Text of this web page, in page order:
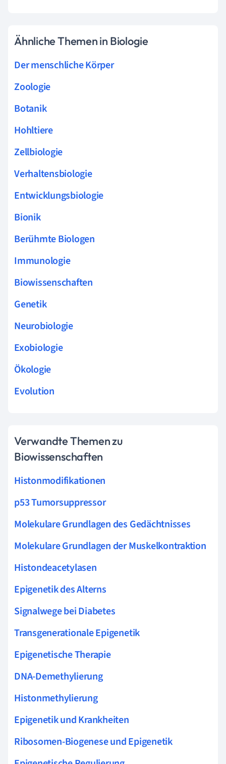
Ähnliche Themen in Biologie
Der menschliche Körper
Zoologie
Botanik
Hohltiere
Zellbiologie
Verhaltensbiologie
Entwicklungsbiologie
Bionik
Berühmte Biologen
Immunologie
Biowissenschaften
Genetik
Neurobiologie
Exobiologie
Ökologie
Evolution
Verwandte Themen zu
Biowissenschaften
Histonmodifikationen
p53 Tumorsuppressor
Molekulare Grundlagen des Gedächtnisses
Molekulare Grundlagen der Muskelkontraktion
Histondeacetylasen
Epigenetik des Alterns
Signalwege bei Diabetes
Transgenerationale Epigenetik
Epigenetische Therapie
DNA-Demethylierung
Histonmethylierung
Epigenetik und Krankheiten
Ribosomen-Biogenese und Epigenetik